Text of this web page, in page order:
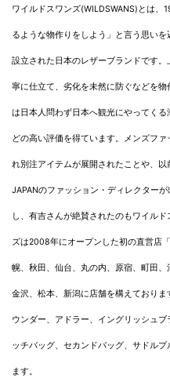
ワイルドスワンズ(WILDSWANS)とは
るような物作りをしよう」と言う思い
設立された日本のレザーブランドです
寧に仕立て、劣化を未然に防ぐなどを
は日本人問わず日本へ観光にやってく
どの高い評価を得ています。メンズフ
れ別注アイテムが展開されたことや、
JAPANのファッション・ディレクター
し、有吉さんが絶賛されたのもワイル
ズは2008年にオープンした初の直営店
幌、秋田、仙台、丸の内、原宿、町田、
金沢、松本、新潟に店舗を構えており
ウンダー、アドラー、イングリッシュ
ッチバッグ、セカンドバッグ、サドル
ます。